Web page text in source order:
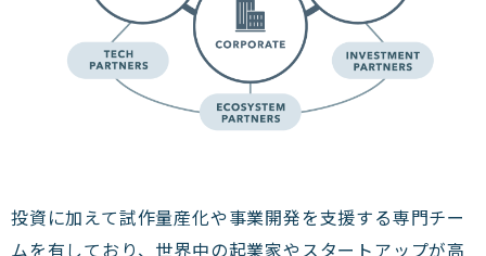
投資に加えて試作量産化や事業開発を支援する専門チー
ムを有しており、世界中の起業家やスタートアップが高